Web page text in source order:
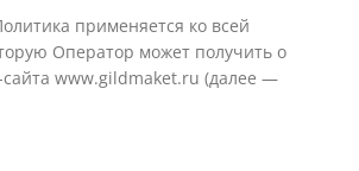
применяется ко всей
Оператор может получить о
сайта www.gildmaket.ru (далее —